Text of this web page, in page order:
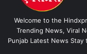
Welcome to the
Trending News, Viral
Punjab Latest News